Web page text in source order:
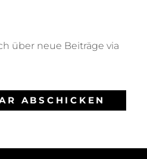
über neue Beiträge via